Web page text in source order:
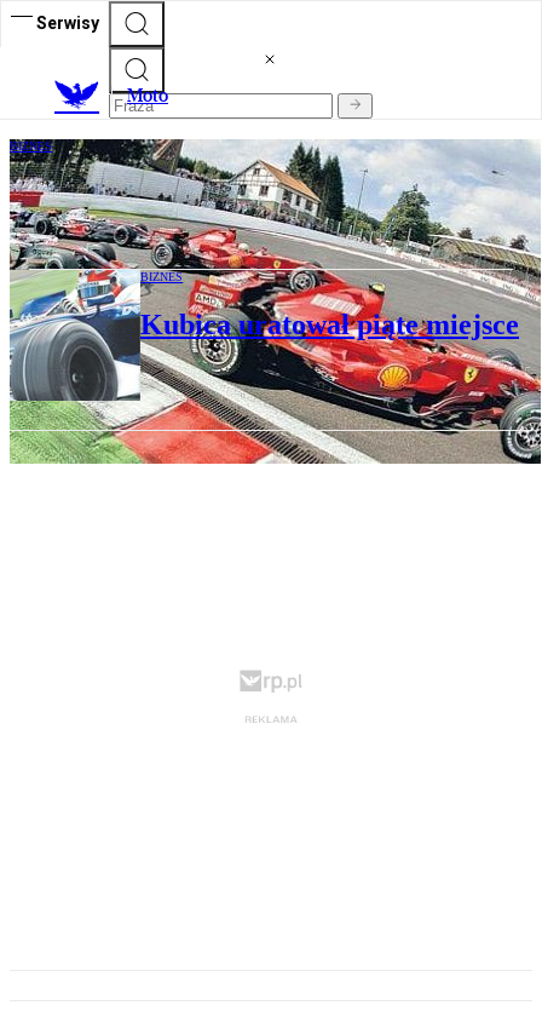
Serwisy
Moto
BIZNES
Kubica musiał gonić rywali
BIZNES
Kubica uratował piąte miejsce